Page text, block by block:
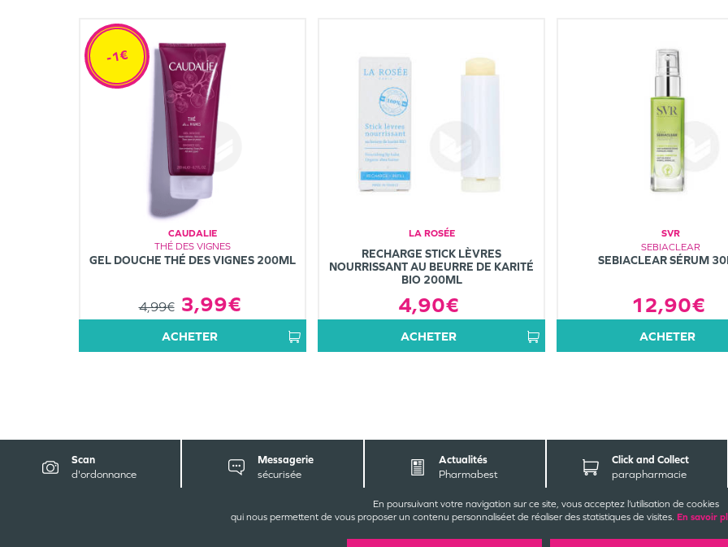
En poursuivant votre navigation sur ce site, vous acceptez l’utilisation de cookies
qui nous permettent de vous proposer un contenu personnaliséet de réaliser des statistiques de visites. En savoir
CAUDALIE
THÉ DES VIGNES
GEL DOUCHE THÉ DES VIGNES 200ML
4,99€ 3,99€
-1€
ACHETER
LA ROSÉE
RECHARGE STICK LÈVRES
NOURRISSANT AU BEURRE DE KARITÉ
BIO 200ML
4,90€
ACHETER
SVR
SEBIACLEAR
SEBIACLEAR SÉRUM
12,90€
ACHETER
Scan
d'ordonnance
Messagerie
sécurisée
Actualités
Pharmabest
Click and Collect
parapharmacie
CONTACT EZ-NOUS INFORMATIONS